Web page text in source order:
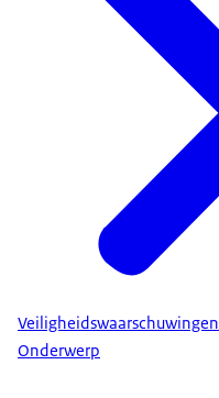
Veiligheidswaarschuwingen
Onderwerp